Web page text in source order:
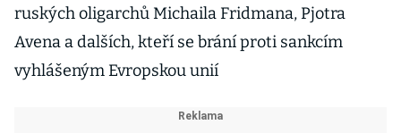
ruských oligarchů Michaila Fridmana, Pjotra
Avena a dalších, kteří se brání proti sankcím
vyhlášeným Evropskou unií